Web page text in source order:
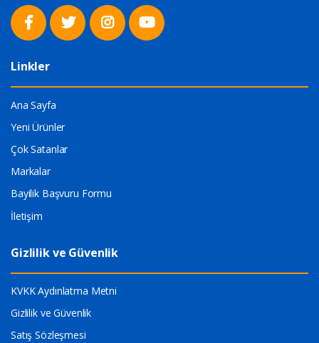
Linkler
Ana Sayfa
Yeni Ürünler
Çok Satanlar
Markalar
Bayilik Başvuru Formu
İletişim
Gizlilik ve Güvenlik
KVKK Aydınlatma Metni
Gizlilik ve Güvenlik
Satış Sözleşmesi